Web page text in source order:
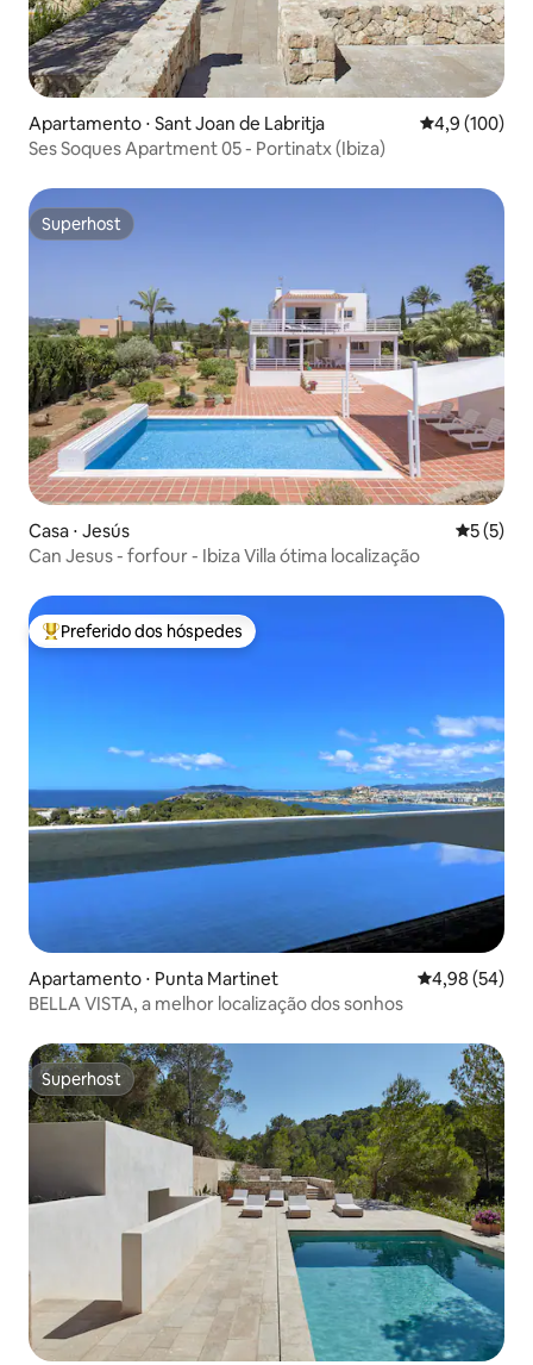
Apartamento ⋅ Sant Joan de Labritja 4,9 de uma
4,9 (100)
Ses Soques Apartment 05 - Portinatx (Ibiza)
Superhost
Superhost
Casa ⋅ Jesús 5 de
5 (5)
Can Jesus - forfour - Ibiza Villa ótima localização
Entre os melhores preferidos dos hóspedes
Preferido dos hóspedes
Apartamento ⋅ Punta Martinet 4,98 de uma
4,98 (54)
BELLA VISTA, a melhor localização dos sonhos
Superhost
Superhost